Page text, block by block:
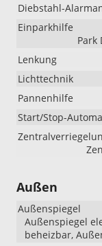
Diebstahl-
Einparkhilfe
Park
Lenkung
Lichttechnik
Pannenhilfe
Start/Stop-
Außen
Außenspiegel
Außenspiegel
beheizbar,